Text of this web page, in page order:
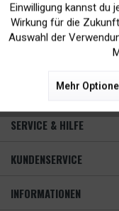
Druckverfahren
Mehr lesen
NEWSLETTER
SERVICE & HILFE
KUNDENSERVICE
INFORMATIONEN
Tracking
Einwilligung kannst du
Wirkung für die
Auswahl der
Mehr